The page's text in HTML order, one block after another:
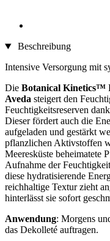
Beschreibung
Intensive Versorgung mit
Die Botanical Kinetics™
Aveda steigert den
Feuchtigkeitsreserven
Dieser fördert auch die
aufgeladen und gestärkt
pflanzlichen Aktivstoffen
Meeresküste beheimatete
Aufnahme der
diese hydratisierende
reichhaltige Textur zieht
hinterlässt sie sofort
Anwendung: Morgens
das Dekolleté auftragen.